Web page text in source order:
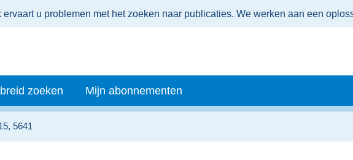
ervaart u problemen met het zoeken naar publicaties. We werken aan een
zoeken Mijn abonnementen
5641